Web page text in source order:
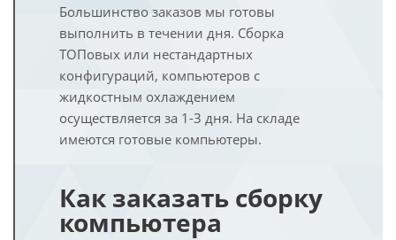
Большинство заказов мы готовы
выполнить в течении дня. Сборка
ТОПовых или нестандартных
конфигураций, компьютеров с
жидкостным охлаждением
осуществляется за 1-3 дня. На складе
имеются готовые компьютеры.
Как заказать сборку
компьютера